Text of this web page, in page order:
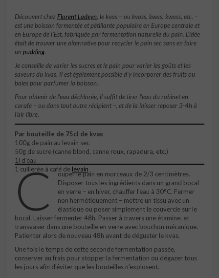
Découvert chez Florent Ladeyn, le kvas – ou kvass, kwas, kwass, etc. –
est une boisson fermentée et pétillante populaire en Europe centrale et
en Europe de l’Est, fabriquée par fermentation naturelle du pain. L’idée
était de trouver une alternative pour recycler le pain sec sans en faire
un pudding.
Je conseille de varier les sucres et le pain pour varier les goûts et les
saveurs du kvas. Il est également possible d’y incorporer des fruits ou
baies pour parfumer la boisson.
Pour obtenir de l’eau déchlorée, il suffit de tirer l’eau du robinet en
carafe – ou dans tout autre récipient –, et de la laisser reposer 3-4h à
l’air libre.
Par bouteille de 75cl de kvas
100g de pain au levain sec
50g de sucre (canne blond, canne roux, rapadura, etc.)
1l d’eau
1 cuillerée à café de levain
C
ouper le pain en morceaux de 2/3 centimètres.
Disposer tous les ingrédients dans un grand bocal
en verre – en hiver, chauffer l’eau à 30°C. Fermer
non hermétiquement – mettre un tissu avec un
élastique ou poser simplement le couvercle sur le
bocal. Laisser fermenter 48h. Passer à travers une étamine, et
transvaser dans une bouteille en verre avec bouchon mécanique.
Patienter alors de nouveau 48h avant de déguster le kvas.
Une fois le temps de cette seconde fermentation passée,
conserver au frais pour stopper la fermentation ou dégazer tous
les jours afin d’éviter que les bouteilles n’explosent.